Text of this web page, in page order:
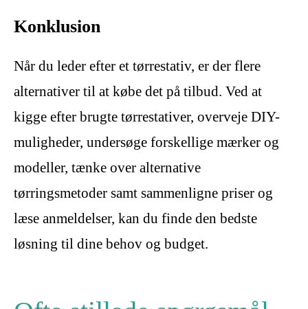
Konklusion
Når du leder efter et tørrestativ, er der flere
alternativer til at købe det på tilbud. Ved at
kigge efter brugte tørrestativer, overveje DIY-
muligheder, undersøge forskellige mærker og
modeller, tænke over alternative
tørringsmetoder samt sammenligne priser og
læse anmeldelser, kan du finde den bedste
løsning til dine behov og budget.